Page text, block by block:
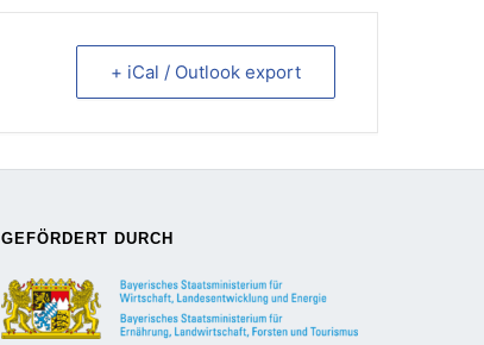
+ iCal / Outlook export
GEFÖRDERT DURCH